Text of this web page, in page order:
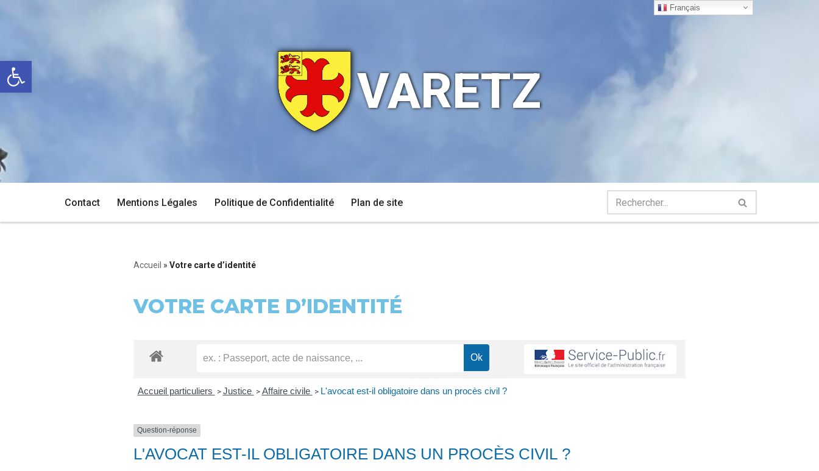
Ouvrir la barre d’outils
contenu
VARETZ
Contact Mentions Légales Politique de Confidentialité Plan de site
Accueil » Votre carte d’identité
VOTRE CARTE D’IDENTITÉ
Accueil particuliers > Justice > Affaire civile > L'avocat est-il obligatoire dans un procès civil ?
Question-réponse
L'AVOCAT EST-IL OBLIGATOIRE DANS UN PROCÈS CIVIL ?
Français